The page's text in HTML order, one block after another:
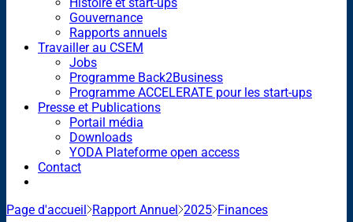
Gouvernance
Rapports annuels
Travailler au CSEM
Jobs
Programme Back2Business
Programme ACCELERATE pour les start-ups
Presse et Publications
Portail média
Downloads
YODA Plateforme open access
Contact
Page d'accueil Rapport Annuel 2025 Finances